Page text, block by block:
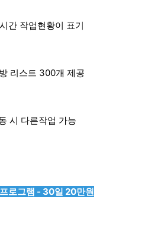
간 작업현황이 표기
리스트 300개 제공
시 다른작업 가능
로그램 - 30일 20만원